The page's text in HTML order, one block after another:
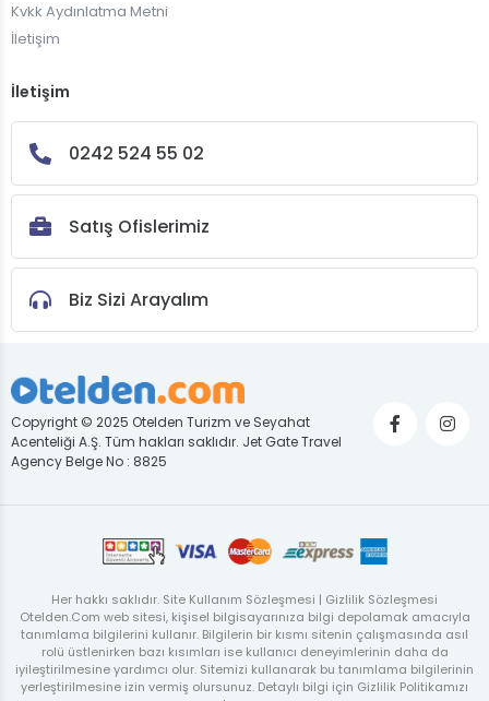
Kvkk Aydınlatma Metni
İletişim
İletişim
0242 524 55 02
Satış Ofislerimiz
Biz Sizi Arayalım
Copyright © 2025 Otelden Turizm ve Seyahat
Acenteliği A.Ş. Tüm hakları saklıdır. Jet Gate Travel
Agency Belge No : 8825
Her hakkı saklıdır. Site Kullanım Sözleşmesi | Gizlilik Sözleşmesi
Otelden.Com web sitesi, kişisel bilgisayarınıza bilgi depolamak amacıyla
tanımlama bilgilerini kullanır. Bilgilerin bir kısmı sitenin çalışmasında asıl
rolü üstlenirken bazı kısımları ise kullanıcı deneyimlerinin daha da
iyileştirilmesine yardımcı olur. Sitemizi kullanarak bu tanımlama bilgilerinin
yerleştirilmesine izin vermiş olursunuz. Detaylı bilgi için Gizlilik Politikamızı